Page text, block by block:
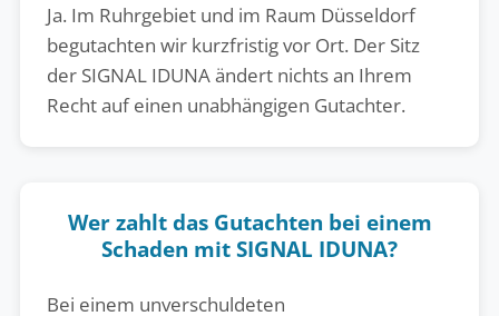
Ja. Im Ruhrgebiet und im Raum Düsseldorf
begutachten wir kurzfristig vor Ort. Der Sitz
der SIGNAL IDUNA ändert nichts an Ihrem
Recht auf einen unabhängigen Gutachter.
Wer zahlt das Gutachten bei einem
Schaden mit SIGNAL IDUNA?
Bei einem unverschuldeten